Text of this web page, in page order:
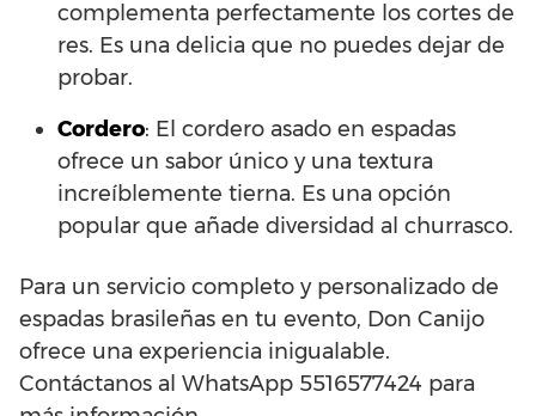
complementa perfectamente los cortes de
res. Es una delicia que no puedes dejar de
probar.
Cordero: El cordero asado en espadas
ofrece un sabor único y una textura
increíblemente tierna. Es una opción
popular que añade diversidad al churrasco.
Para un servicio completo y personalizado de
espadas brasileñas en tu evento, Don Canijo
ofrece una experiencia inigualable.
Contáctanos al WhatsApp 5516577424 para